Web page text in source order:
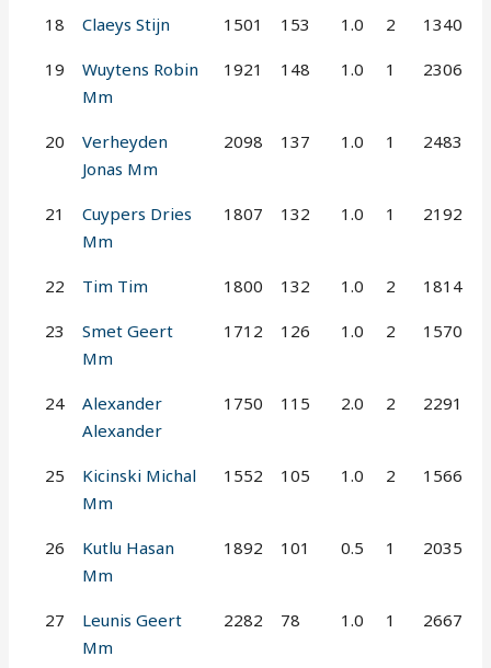
18 Claeys Stijn 1501 153 1.0 2 1340
19
Wuytens Robin
Mm
1921 148 1.0 1 2306
20
Verheyden
Jonas Mm
2098 137 1.0 1 2483
21
Cuypers Dries
Mm
1807 132 1.0 1 2192
22 Tim Tim 1800 132 1.0 2 1814
23
Smet Geert
Mm
1712 126 1.0 2 1570
24
Alexander
Alexander
1750 115 2.0 2 2291
25
Kicinski Michal
Mm
1552 105 1.0 2 1566
26
Kutlu Hasan
Mm
1892 101 0.5 1 2035
27
Leunis Geert
Mm
2282 78 1.0 1 2667